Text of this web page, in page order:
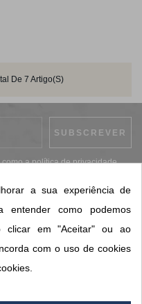
De 7 Artigo(s)
como apolítica de privacidade.
a sua experiência de
como podemos
clicar em "Aceitar" ou ao
com o uso de cookies